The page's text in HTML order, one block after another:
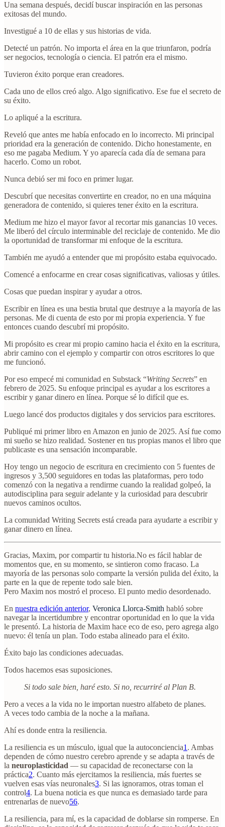
Una semana después, decidí buscar inspiración en las personas
exitosas del mundo.
Investigué a 10 de ellas y sus historias de vida.
Detecté un patrón. No importa el área en la que triunfaron, podría
ser negocios, tecnología o ciencia. El patrón era el mismo.
Tuvieron éxito porque eran creadores.
Cada uno de ellos creó algo. Algo significativo. Ese fue el secreto de
su éxito.
Lo apliqué a la escritura.
Reveló que antes me había enfocado en lo incorrecto. Mi principal
prioridad era la generación de contenido. Dicho honestamente, en
eso me pagaba Medium. Y yo aparecía cada día de semana para
hacerlo. Como un robot.
Nunca debió ser mi foco en primer lugar.
Descubrí que necesitas convertirte en creador, no en una máquina
generadora de contenido, si quieres tener éxito en la escritura.
Medium me hizo el mayor favor al recortar mis ganancias 10 veces.
Me liberó del círculo interminable del reciclaje de contenido. Me dio
la oportunidad de transformar mi enfoque de la escritura.
También me ayudó a entender que mi propósito estaba equivocado.
Comencé a enfocarme en crear cosas significativas, valiosas y útiles.
Cosas que puedan inspirar y ayudar a otros.
Escribir en línea es una bestia brutal que destruye a la mayoría de las
personas. Me di cuenta de esto por mi propia experiencia. Y fue
entonces cuando descubrí mi propósito.
Mi propósito es crear mi propio camino hacia el éxito en la escritura,
abrir camino con el ejemplo y compartir con otros escritores lo que
me funcionó.
Por eso empecé mi comunidad en Substack “Writing Secrets” en
febrero de 2025. Su enfoque principal es ayudar a los escritores a
escribir y ganar dinero en línea. Porque sé lo difícil que es.
Luego lancé dos productos digitales y dos servicios para escritores.
Publiqué mi primer libro en Amazon en junio de 2025. Así fue como
mi sueño se hizo realidad. Sostener en tus propias manos el libro que
publicaste es una sensación incomparable.
Hoy tengo un negocio de escritura en crecimiento con 5 fuentes de
ingresos y 3,500 seguidores en todas las plataformas, pero todo
comenzó con la negativa a rendirme cuando la realidad golpeó, la
autodisciplina para seguir adelante y la curiosidad para descubrir
nuevos caminos ocultos.
La comunidad Writing Secrets está creada para ayudarte a escribir y
ganar dinero en línea.
Gracias, Maxim, por compartir tu historia.No es fácil hablar de
momentos que, en su momento, se sintieron como fracaso. La
mayoría de las personas solo comparte la versión pulida del éxito, la
parte en la que de repente todo sale bien.
Pero Maxim nos mostró el proceso. El punto medio desordenado.
En nuestra edición anterior, Veronica Llorca-Smith habló sobre
navegar la incertidumbre y encontrar oportunidad en lo que la vida
le presentó. La historia de Maxim hace eco de eso, pero agrega algo
nuevo: él tenía un plan. Todo estaba alineado para el éxito.
Éxito bajo las condiciones adecuadas.
Todos hacemos esas suposiciones.
Si todo sale bien, haré esto. Si no, recurriré al Plan B.
Pero a veces a la vida no le importan nuestro alfabeto de planes.
A veces todo cambia de la noche a la mañana.
Ahí es donde entra la resiliencia.
La resiliencia es un músculo, igual que la autoconciencia1 . Ambas
dependen de cómo nuestro cerebro aprende y se adapta a través de
la neuroplasticidad — su capacidad de reconectarse con la
práctica2. Cuanto más ejercitamos la resiliencia, más fuertes se
vuelven esas vías neuronales3. Si las ignoramos, otras toman el
control4. La buena noticia es que nunca es demasiado tarde para
entrenarlas de nuevo56.
La resiliencia, para mí, es la capacidad de doblarse sin romperse. En